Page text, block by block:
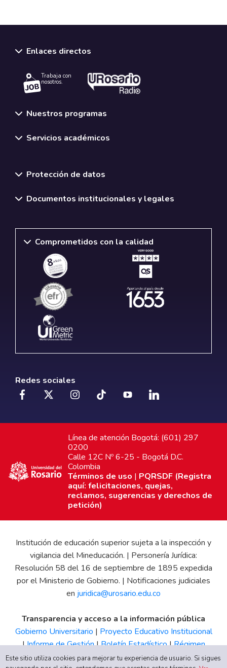
Enlaces directos
Trabaja con
nosotros.
Nuestros programas
Servicios académicos
Protección de datos
Documentos institucionales y legales
Comprometidos con la calidad
Redes sociales
Línea de atención Bogotá: (601) 297
0200
Calle 12C Nº 6-25 - Bogotá D.C.
Colombia
Términos de uso | PQRSDF (Registra
aquí: felicitaciones, quejas,
reclamos, sugerencias y derechos de
petición)
Institución de educación superior sujeta a la inspección y
vigilancia del Mineducación. | Personería Jurídica:
Resolución 58 del 16 de septiembre de 1895 expedida
por el Ministerio de Gobierno. | Notificaciones judiciales
en juridica@urosario.edu.co
Transparencia y acceso a la información pública
Gobierno Universitario | Proyecto Educativo Institucional
|Informe de Gestión|Boletín Estadístico|Régimen
Tributario|Estados Financieros |Código de Ética| Canal
Este sitio utiliza cookies para mejorar tu experiencia de usuario. Si sigues